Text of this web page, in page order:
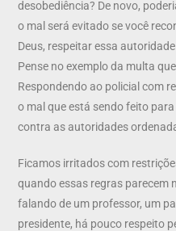
desobediência? De novo,
o mal será evitado se você
Deus, respeitar essa
Pense no exemplo da multa
Respondendo ao policial com
o mal que está sendo feito
contra as autoridades
Ficamos irritados com
quando essas regras parecem
falando de um professor, um
presidente, há pouco respeito